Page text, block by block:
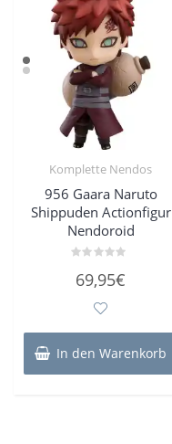
Komplette Nendos
956 Gaara Naruto
Shippuden Actionfigur
Nendoroid
mit
69,95€
In den Warenkorb